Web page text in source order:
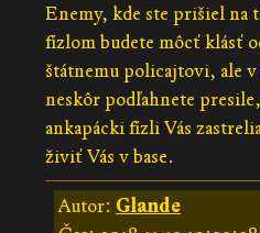
Enemy, kde ste prišiel na
fízlom budete môcť klásť
štátnemu policajtovi, ale
neskôr podľahnete
ankapácki fízli Vás
živiť Vás v base.
Autor: Glande